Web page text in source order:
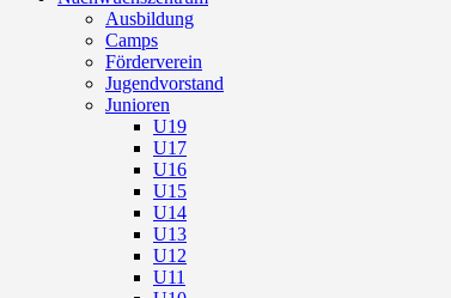
Ausbildung
Camps
Förderverein
Jugendvorstand
Junioren
U19
U17
U16
U15
U14
U13
U12
U11